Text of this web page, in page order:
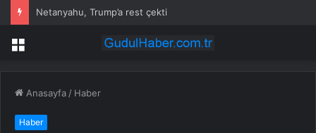
Netanyahu, Trump’a rest çekti
Menü
Anasayfa / Haber
Haber